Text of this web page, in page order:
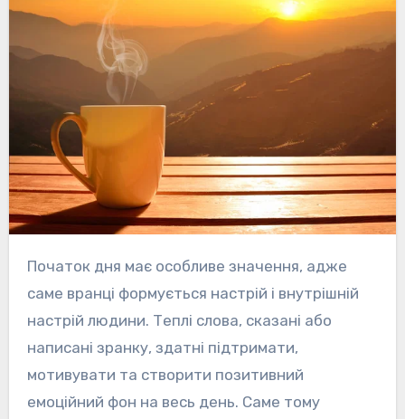
Початок дня має особливе значення, адже
саме вранці формується настрій і внутрішній
настрій людини. Теплі слова, сказані або
написані зранку, здатні підтримати,
мотивувати та створити позитивний
емоційний фон на весь день. Саме тому